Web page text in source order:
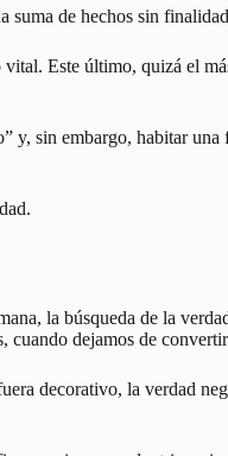
suma de hechos sin
Este último, quizá el
y, sin embargo, habitar
la búsqueda de la
dejamos de
decorativo, la verdad